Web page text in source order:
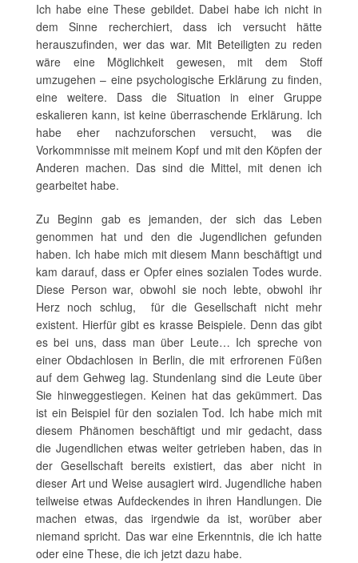
Ich habe eine These gebildet. Dabei habe ich nicht in
dem Sinne recherchiert, dass ich versucht hätte
herauszufinden, wer das war. Mit Beteiligten zu reden
wäre eine Möglichkeit gewesen, mit dem Stoff
umzugehen – eine psychologische Erklärung zu finden,
eine weitere. Dass die Situation in einer Gruppe
eskalieren kann, ist keine überraschende Erklärung. Ich
habe eher nachzuforschen versucht, was die
Vorkommnisse mit meinem Kopf und mit den Köpfen der
Anderen machen. Das sind die Mittel, mit denen ich
gearbeitet habe.
Zu Beginn gab es jemanden, der sich das Leben
genommen hat und den die Jugendlichen gefunden
haben. Ich habe mich mit diesem Mann beschäftigt und
kam darauf, dass er Opfer eines sozialen Todes wurde.
Diese Person war, obwohl sie noch lebte, obwohl ihr
Herz noch schlug, für die Gesellschaft nicht mehr
existent. Hierfür gibt es krasse Beispiele. Denn das gibt
es bei uns, dass man über Leute… Ich spreche von
einer Obdachlosen in Berlin, die mit erfrorenen Füßen
auf dem Gehweg lag. Stundenlang sind die Leute über
Sie hinweggestiegen. Keinen hat das gekümmert. Das
ist ein Beispiel für den sozialen Tod. Ich habe mich mit
diesem Phänomen beschäftigt und mir gedacht, dass
die Jugendlichen etwas weiter getrieben haben, das in
der Gesellschaft bereits existiert, das aber nicht in
dieser Art und Weise ausagiert wird. Jugendliche haben
teilweise etwas Aufdeckendes in ihren Handlungen. Die
machen etwas, das irgendwie da ist, worüber aber
niemand spricht. Das war eine Erkenntnis, die ich hatte
oder eine These, die ich jetzt dazu habe.